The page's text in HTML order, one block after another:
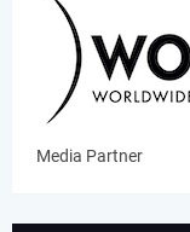
Media Partner